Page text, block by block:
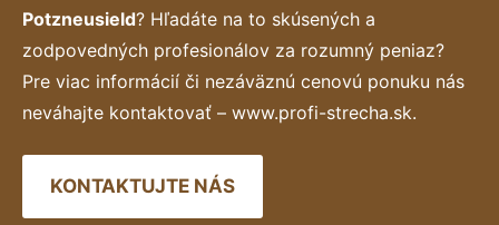
Potzneusield? Hľadáte na to skúsených a
zodpovedných profesionálov za rozumný peniaz?
Pre viac informácií či nezáväznú cenovú ponuku nás
neváhajte kontaktovať – www.profi-strecha.sk.
KONTAKTUJTE NÁS